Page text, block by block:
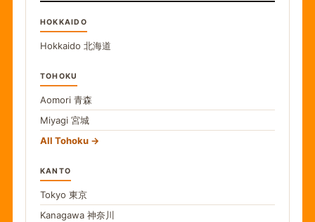
HOKKAIDO
Hokkaido 北海道
TOHOKU
Aomori 青森
Miyagi 宮城
All Tohoku
KANTO
Tokyo 東京
Kanagawa 神奈川